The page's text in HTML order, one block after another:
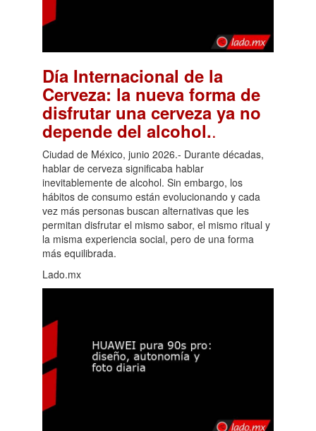
Día Internacional de la
Cerveza: la nueva forma de
disfrutar una cerveza ya no
depende del alcohol..
Ciudad de México, junio 2026.- Durante décadas,
hablar de cerveza significaba hablar
inevitablemente de alcohol. Sin embargo, los
hábitos de consumo están evolucionando y cada
vez más personas buscan alternativas que les
permitan disfrutar el mismo sabor, el mismo ritual y
la misma experiencia social, pero de una forma
más equilibrada.
Lado.mx